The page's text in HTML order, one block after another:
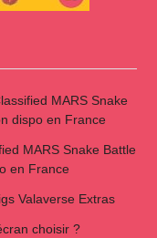
MARS Snake
dispo en France
MARS Snake Battle
en France
Valaverse Extras
choisir ?